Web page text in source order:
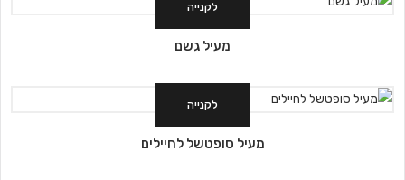
לקנייה
מעיל גשם
לקנייה
מעיל סופטשל לחיילים